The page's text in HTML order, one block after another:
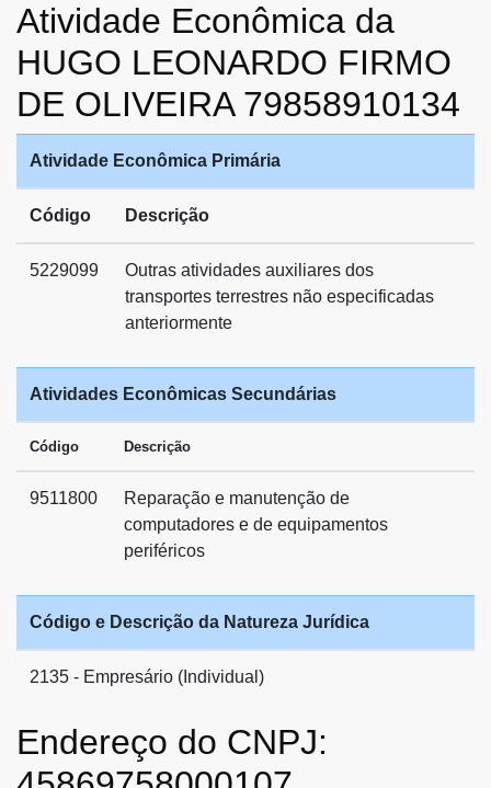
Atividade Econômica da
HUGO LEONARDO FIRMO
DE OLIVEIRA 79858910134
Atividade Econômica Primária
Código Descrição
5229099
Outras atividades auxiliares dos
transportes terrestres não especificadas
anteriormente
Atividades Econômicas Secundárias
Código Descrição
9511800
Reparação e manutenção de
computadores e de equipamentos
periféricos
Código e Descrição da Natureza Jurídica
2135 - Empresário (Individual)
Endereço do CNPJ: